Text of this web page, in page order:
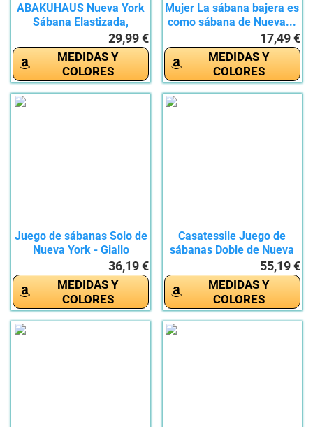
ABAKUHAUS Nueva York
Sábana Elastizada,
29,99 €
MEDIDAS Y
COLORES
Mujer La sábana bajera es
como sábana de Nueva...
17,49 €
MEDIDAS Y
COLORES
Juego de sábanas Solo de
Nueva York - Giallo
36,19 €
MEDIDAS Y
COLORES
Casatessile Juego de
sábanas Doble de Nueva
55,19 €
MEDIDAS Y
COLORES